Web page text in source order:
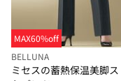
MAX60%off
BELLUNA
ミセスの蓄熱保温美脚